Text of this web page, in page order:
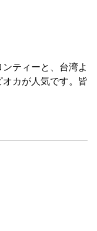
ティーと、台湾よ
カが人気です。皆